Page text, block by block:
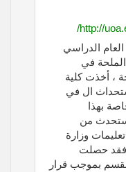
http://
الدراسي
الملحة في
، أخذت كلية
ال في
بهذا
من
وزارة
فقد حصلت
بموجب قرار